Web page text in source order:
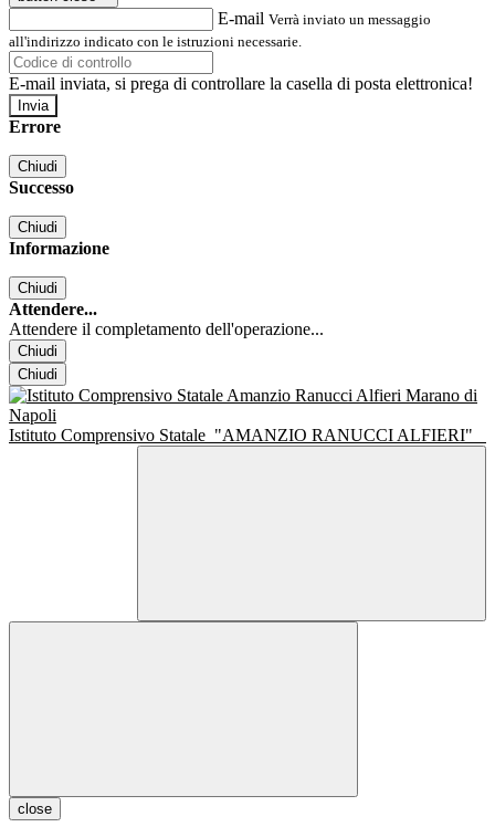
E-mail Verrà inviato un messaggio
all'indirizzo indicato con le istruzioni necessarie.
E-mail inviata, si prega di controllare la casella di posta elettronica!
Errore
Chiudi
Successo
Chiudi
Informazione
Chiudi
Attendere...
Attendere il completamento dell'operazione...
Chiudi
Chiudi
Istituto Comprensivo Statale "AMANZIO RANUCCI ALFIERI"
close